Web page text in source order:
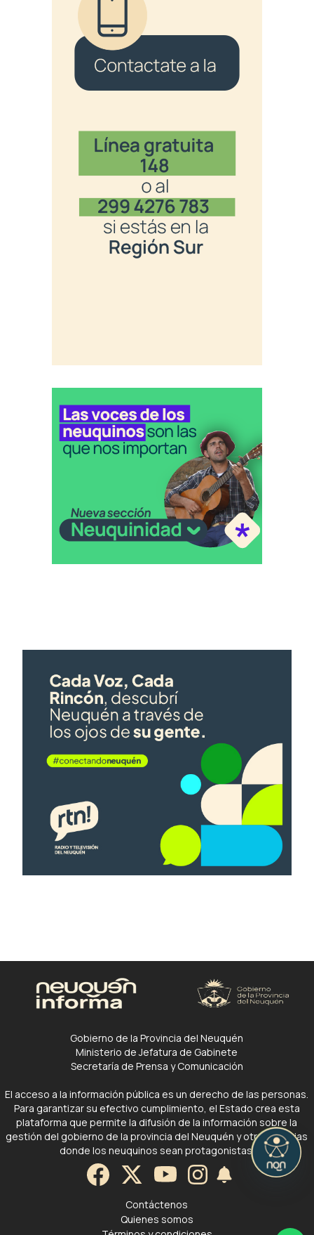
Gobierno de la Provincia del Neuquén
Ministerio de Jefatura de Gabinete
Secretaría de Prensa y Comunicación
El acceso a la información pública es un derecho de las personas.
Para garantizar su efectivo cumplimiento, el Estado crea esta
plataforma que permite la difusión de la información sobre la
gestión del gobierno de la provincia del Neuquén y otras noticias
donde los neuquinos sean protagonistas.
Contáctenos
Quienes somos